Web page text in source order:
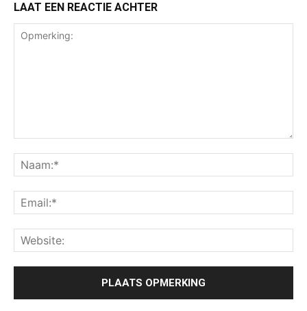
LAAT EEN REACTIE ACHTER